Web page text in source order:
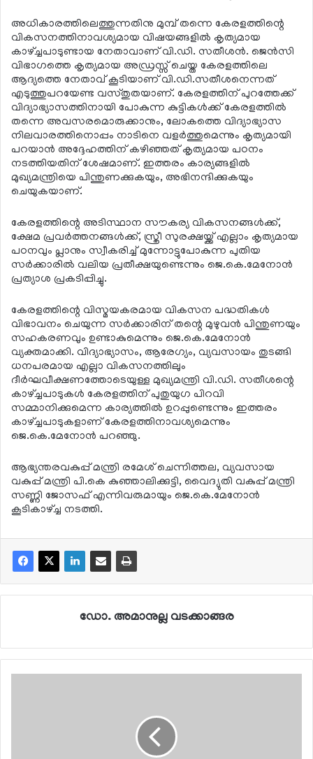
അധികാരത്തിലെത്തുന്നതിനു മുമ്പ് തന്നെ കേരളത്തിന്റെ
വികസനത്തിനാവശ്യമായ വിഷയങ്ങളില്‍ കൃത്യമായ
കാഴ്ച്ചപാടുണ്ടായ നേതാവാണ് വി.ഡി. സതീശന്‍. ജെന്‍സി
വിഭാഗത്തെ കൃത്യമായ അഡ്രസ്സ് ചെയ്ത കേരളത്തിലെ
ആദ്യത്തെ നേതാവ് കൂടിയാണ് വി.ഡി.സതീശനെന്നത്
എടുത്തുപറയേണ്ട വസ്തുതയാണ്. കേരളത്തിന് പുറത്തേക്ക്
വിദ്യാഭ്യാസത്തിനായി പോകുന്ന കുട്ടികള്‍ക്ക് കേരളത്തില്‍
തന്നെ അവസരമൊരുക്കാനും, ലോകത്തെ വിദ്യാഭ്യാസ
നിലവാരത്തിനൊപ്പം നാടിനെ വളര്‍ത്തുമെന്നും കൃത്യമായി
പറയാന്‍ അദ്ദേഹത്തിന് കഴിഞ്ഞത് കൃത്യമായ പഠനം
നടത്തിയതിന് ശേഷമാണ്. ഇത്തരം കാര്യങ്ങളില്‍
മുഖ്യമന്ത്രിയെ പിന്തുണക്കുകയും, അഭിനന്ദിക്കുകയും
ചെയുകയാണ്.
കേരളത്തിന്റെ അടിസ്ഥാന സൗകര്യ വികസനങ്ങള്‍ക്ക്,
ക്ഷേമ പ്രവര്‍ത്തനങ്ങള്‍ക്ക്, സ്ത്രീ സുരക്ഷയ്ക്ക് എല്ലാം കൃത്യമായ
പഠനവും പ്ലാനും സ്വീകരിച്ച് മുന്നോട്ടുപോകുന്ന പുതിയ
സര്‍ക്കാരില്‍ വലിയ പ്രതീക്ഷയുണ്ടെന്നും ജെ.കെ.മേനോന്‍
പ്രത്യാശ പ്രകടിപ്പിച്ചു.
കേരളത്തിന്റെ വിസ്മയകരമായ വികസന പദ്ധതികള്‍
വിഭാവനം ചെയുന്ന സര്‍ക്കാരിന് തന്റെ മുഴുവന്‍ പിന്തുണയും
സഹകരണവും ഉണ്ടാകുമെന്നും ജെ.കെ.മേനോന്‍
വ്യക്തമാക്കി. വിദ്യാഭ്യാസം, ആരേഗ്യം, വ്യവസായം തുടങ്ങി
ധനപരമായ എല്ലാ വികസനത്തിലും
ദീര്‍ഘവീക്ഷണത്തോടെയുള്ള മുഖ്യമന്ത്രി വി.ഡി. സതീശന്റെ
കാഴ്ച്ചപാടുകള്‍ കേരളത്തിന് പുതുയുഗ പിറവി
സമ്മാനിക്കുമെന്ന കാര്യത്തില്‍ ഉറപ്പുണ്ടെന്നും ഇത്തരം
കാഴ്ച്ചപാടുകളാണ് കേരളത്തിനാവശ്യമെന്നും
ജെ.കെ.മേനോന്‍ പറഞ്ഞു.
ആഭ്യന്തരവകുപ്പ് മന്ത്രി രമേശ് ചെന്നിത്തല, വ്യവസായ
വകുപ്പ് മന്ത്രി പി.കെ കുഞ്ഞാലിക്കുട്ടി, വൈദ്യുതി വകുപ്പ് മന്ത്രി
സണ്ണി ജോസഫ് എന്നിവരുമായും ജെ.കെ.മേനോന്‍
കൂടികാഴ്ച്ച നടത്തി.
ഡോ. അമാനുല്ല വടക്കാങ്ങര